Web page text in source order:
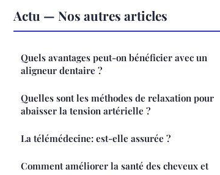
Actu — Nos autres articles
Quels avantages peut-on bénéficier avec un
aligneur dentaire ?
Quelles sont les méthodes de relaxation pour
abaisser la tension artérielle ?
La télémédecine: est-elle assurée ?
Comment améliorer la santé des cheveux et